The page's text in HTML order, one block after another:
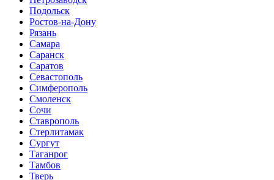
Подольск
Ростов-на-Дону
Рязань
Самара
Саранск
Саратов
Севастополь
Симферополь
Смоленск
Сочи
Ставрополь
Стерлитамак
Сургут
Таганрог
Тамбов
Тверь